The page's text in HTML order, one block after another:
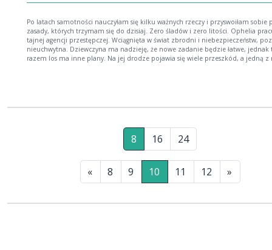
Po latach samotności nauczyłam się kilku ważnych rzeczy i przyswoiłam sobie
zasady, których trzymam się do dzisiaj. Zero śladów i zero litości. Ophelia
tajnej agencji przestępczej. Wciągnięta w świat zbrodni i niebezpieczeństw,
nieuchwytna. Dziewczyna ma nadzieję, że nowe zadanie będzie łatwe, jednak
razem los ma inne plany. Na jej drodze pojawia się wiele przeszkód, a jedną z
8 16 24
« 8 9 10 11 12 »